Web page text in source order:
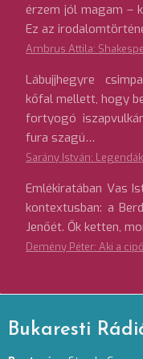
érzem jól magam –
Ez az
Ambrus Attila:
Lábujjhegyre
kőfal mellett, hogy
fortyogó
fura szagú…
Sarány István:
Emlékiratában Vas
kontextusban: a
Jenőét. Ők ketten,
Demény Péter: Aki a
Bukaresti